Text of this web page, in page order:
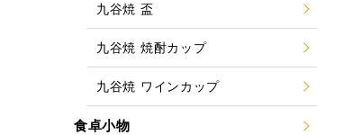
九谷焼 盃
九谷焼 焼酎カップ
九谷焼 ワインカップ
食卓小物